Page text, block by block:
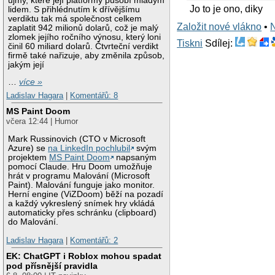
lidem. S přihlédnutím k dřívějšímu
verdiktu tak má společnost celkem
zaplatit 942 milionů dolarů, což je malý
zlomek jejího ročního výnosu, který loni
činil 60 miliard dolarů. Čtvrteční verdikt
firmě také nařizuje, aby změnila způsob,
jakým její
…více »
Ladislav Hagara
Komentářů: 8
MS Paint Doom
včera 12:44 | Humor
Mark Russinovich (CTO v Microsoft
Azure) se na LinkedIn pochlubil
svým
projektem MS Paint Doom
napsaným
pomocí Claude. Hru Doom umožňuje
hrát v programu Malování (Microsoft
Paint). Malování funguje jako monitor.
Herní engine (ViZDoom) běží na pozadí
a každý vykreslený snímek hry vkládá
automaticky přes schránku (clipboard)
do Malování.
Ladislav Hagara
Komentářů: 2
EK: ChatGPT i Roblox mohou spadat
pod přísnější pravidla
Jo to je ono, diky
Založit nové vlákno •
Tiskni Sdílej: